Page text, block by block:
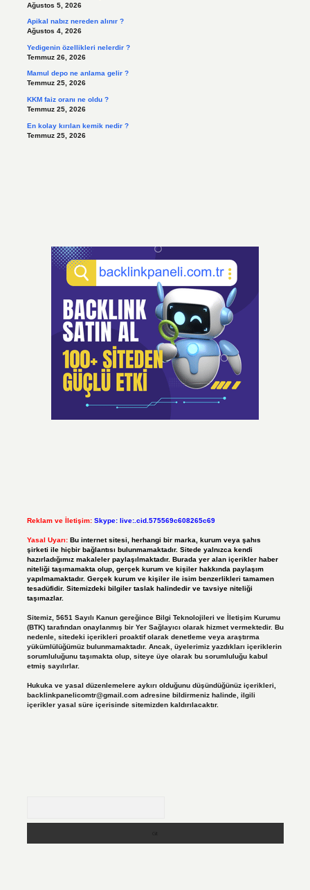
Ağustos 5, 2026
Apikal nabız nereden alınır ?
Ağustos 4, 2026
Yedigenin özellikleri nelerdir ?
Temmuz 26, 2026
Mamul depo ne anlama gelir ?
Temmuz 25, 2026
KKM faiz oranı ne oldu ?
Temmuz 25, 2026
En kolay kırılan kemik nedir ?
Temmuz 25, 2026
Reklam ve İletişim: Skype: live:.cid.575569c608265c69
Yasal Uyarı: Bu internet sitesi, herhangi bir marka, kurum veya şahıs
şirketi ile hiçbir bağlantısı bulunmamaktadır. Sitede yalnızca kendi
hazırladığımız makaleler paylaşılmaktadır. Burada yer alan içerikler haber
niteliği taşımamakta olup, gerçek kurum ve kişiler hakkında paylaşım
yapılmamaktadır. Gerçek kurum ve kişiler ile isim benzerlikleri tamamen
tesadüfidir. Sitemizdeki bilgiler taslak halindedir ve tavsiye niteliği
taşımazlar.
Sitemiz, 5651 Sayılı Kanun gereğince Bilgi Teknolojileri ve İletişim Kurumu
(BTK) tarafından onaylanmış bir Yer Sağlayıcı olarak hizmet vermektedir. Bu
nedenle, sitedeki içerikleri proaktif olarak denetleme veya araştırma
yükümlülüğümüz bulunmamaktadır. Ancak, üyelerimiz yazdıkları içeriklerin
sorumluluğunu taşımakta olup, siteye üye olarak bu sorumluluğu kabul
etmiş sayılırlar.
Hukuka ve yasal düzenlemelere aykırı olduğunu düşündüğünüz içerikleri,
backlinkpanelicomtr@gmail.comadresine bildirmeniz halinde, ilgili
içerikler yasal süre içerisinde sitemizden kaldırılacaktır.